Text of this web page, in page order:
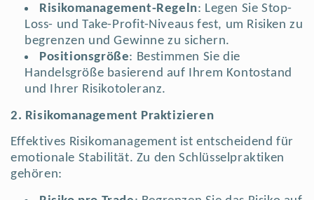
Risikomanagement-Regeln: Legen Sie Stop-
Loss- und Take-Profit-Niveaus fest, um Risiken zu
begrenzen und Gewinne zu sichern.
Positionsgröße: Bestimmen Sie die
Handelsgröße basierend auf Ihrem Kontostand
und Ihrer Risikotoleranz.
2. Risikomanagement Praktizieren
Effektives Risikomanagement ist entscheidend für
emotionale Stabilität. Zu den Schlüsselpraktiken
gehören: